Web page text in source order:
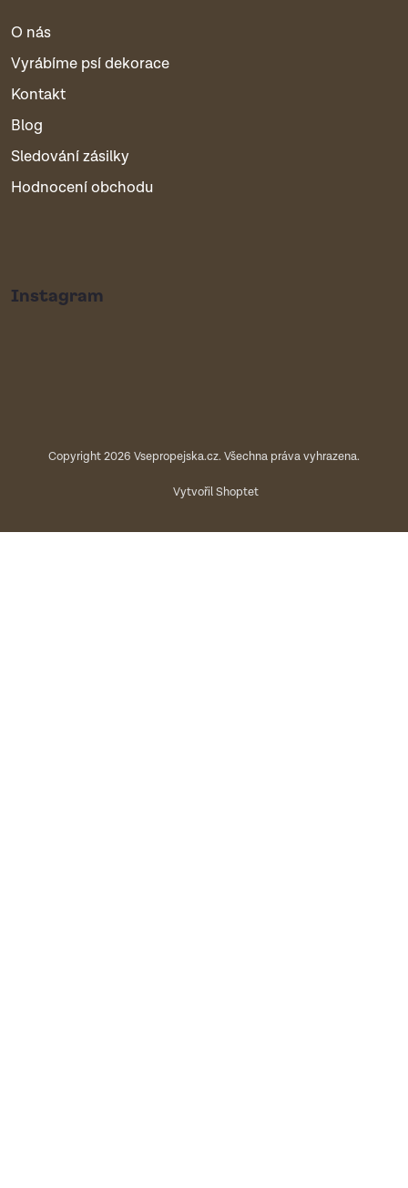
O nás
Vyrábíme psí dekorace
Kontakt
Blog
Sledování zásilky
Hodnocení obchodu
Instagram
Vytvořil Shoptet
Copyright 2026 Vsepropejska.cz. Všechna práva vyhrazena.